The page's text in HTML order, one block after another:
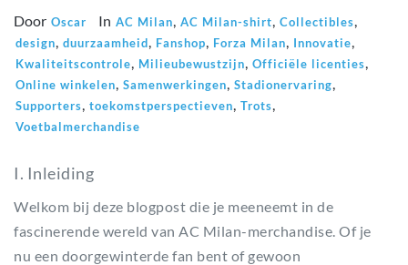
Door Oscar In AC Milan, AC Milan-shirt, Collectibles,
design, duurzaamheid, Fanshop, Forza Milan, Innovatie,
Kwaliteitscontrole, Milieubewustzijn, Officiële licenties,
Online winkelen, Samenwerkingen, Stadionervaring,
Supporters, toekomstperspectieven, Trots,
Voetbalmerchandise
I. Inleiding
Welkom bij deze blogpost die je meeneemt in de
fascinerende wereld van AC Milan-merchandise. Of je
nu een doorgewinterde fan bent of gewoon